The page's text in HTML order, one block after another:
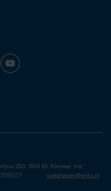
280, 1800 BK Alkmaar, the
37050277 webmaster@eriks.nl